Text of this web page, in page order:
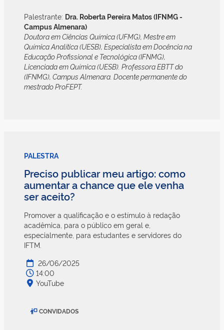
Palestrante: Dra. Roberta Pereira Matos (IFNMG -
Campus Almenara)
Doutora em Ciências Química (UFMG), Mestre em
Química Analítica (UESB), Especialista em Docência na
Educação Profissional e Tecnológica (IFNMG),
Licenciada em Química (UESB). Professora EBTT do
(IFNMG), Campus Almenara. Docente permanente do
mestrado ProFEPT.
PALESTRA
Preciso publicar meu artigo: como
aumentar a chance que ele venha
ser aceito?
Promover a qualificação e o estímulo à redação
acadêmica, para o público em geral e,
especialmente, para estudantes e servidores do
IFTM.
26/06/2025
14:00
YouTube
CONVIDADOS